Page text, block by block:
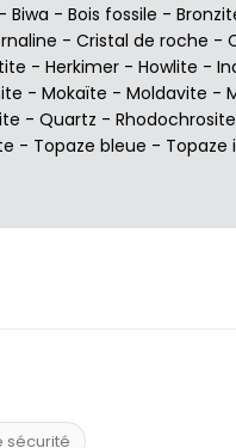
- Biwa - Bois fossile -
- Cristal de roche -
- Herkimer - Howlite -
- Mokaïte - Moldavite -
- Quartz - Rhodochrosite
- Topaze bleue - Topaze
sécurité